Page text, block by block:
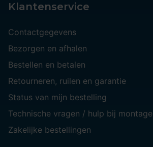
Klantenservice
Contactgegevens
Bezorgen en afhalen
Bestellen en betalen
Retourneren, ruilen en garantie
Status van mijn bestelling
Technische vragen / hulp bij montage
Zakelijke bestellingen